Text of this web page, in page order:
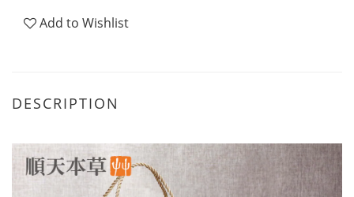
Add to Wishlist
DESCRIPTION